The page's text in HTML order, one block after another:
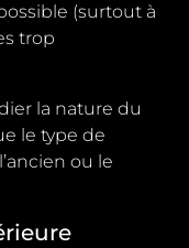
(surtout à
trop
la nature du
le type de
ou le